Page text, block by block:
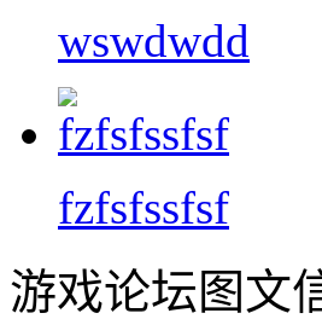
wswdwdd
fzfsfssfsf
游戏论坛图文